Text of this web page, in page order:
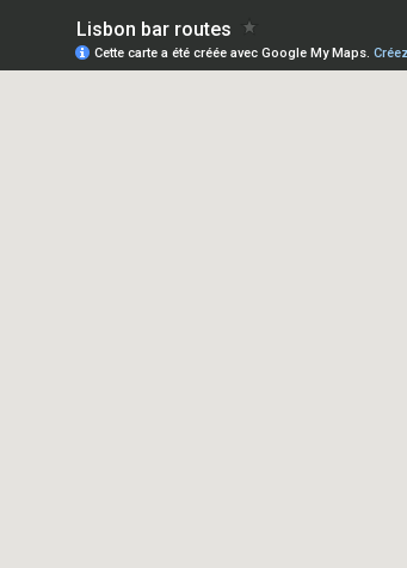
Lisbon bar routes
Cette carte a été créée avec Google My Maps.